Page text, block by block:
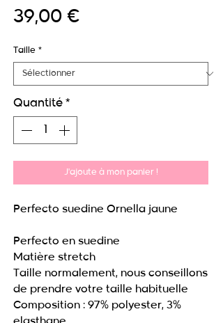
39,00 €Prix
Taille *
Quantité *
J'ajoute à mon panier !
Perfecto suedine Ornella jaune
Perfecto en suedine
Matière stretch
Taille normalement, nous conseillons
de prendre votre taille habituelle
Composition : 97% polyester, 3%